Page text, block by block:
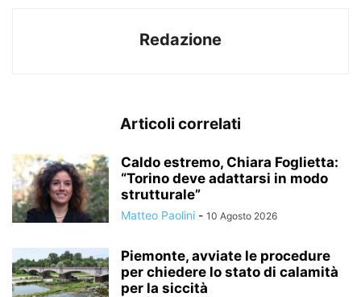
Redazione
Articoli correlati
Caldo estremo, Chiara Foglietta:
“Torino deve adattarsi in modo
strutturale”
Matteo Paolini - 10 Agosto 2026
Piemonte, avviate le procedure
per chiedere lo stato di calamità
per la siccità